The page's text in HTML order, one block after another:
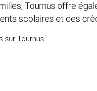
Tournus offre
scolaires et des
sur Tournus